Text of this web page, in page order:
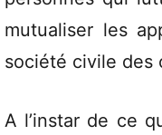
mutualiser les
société civile des
A l’instar de ce